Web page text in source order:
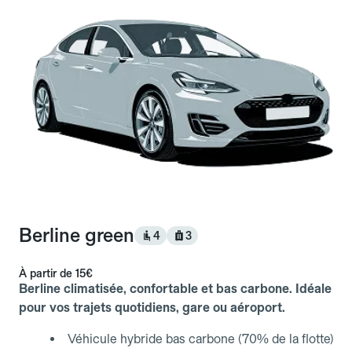
Berline green 4 3
À partir de 15€
Berline climatisée, confortable et bas carbone. Idéale
pour vos trajets quotidiens, gare ou aéroport.
Véhicule hybride bas carbone (70% de la flotte)